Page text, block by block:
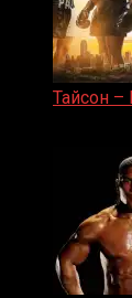
Тайсон –